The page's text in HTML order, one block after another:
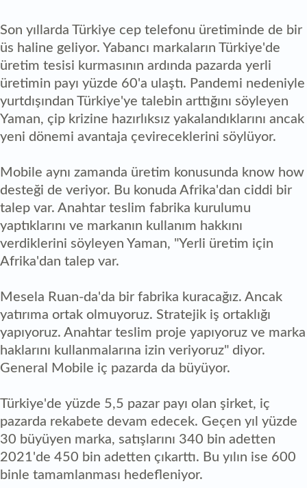
Son yıllarda Türkiye cep telefonu üretiminde de bir
üs haline geliyor. Yabancı markaların Türkiye'de
üretim tesisi kurmasının ardında pazarda yerli
üretimin payı yüzde 60'a ulaştı. Pandemi nedeniyle
yurtdışından Türkiye'ye talebin arttığını söyleyen
Yaman, çip krizine hazırlıksız yakalandıklarını ancak
yeni dönemi avantaja çevireceklerini söylüyor.
Mobile aynı zamanda üretim konusunda know how
desteği de veriyor. Bu konuda Afrika'dan ciddi bir
talep var. Anahtar teslim fabrika kurulumu
yaptıklarını ve markanın kullanım hakkını
verdiklerini söyleyen Yaman, "Yerli üretim için
Afrika'dan talep var.
Mesela Ruan-da'da bir fabrika kuracağız. Ancak
yatırıma ortak olmuyoruz. Stratejik iş ortaklığı
yapıyoruz. Anahtar teslim proje yapıyoruz ve marka
haklarını kullanmalarına izin veriyoruz" diyor.
General Mobile iç pazarda da büyüyor.
Türkiye'de yüzde 5,5 pazar payı olan şirket, iç
pazarda rekabete devam edecek. Geçen yıl yüzde
30 büyüyen marka, satışlarını 340 bin adetten
2021'de 450 bin adetten çıkarttı. Bu yılın ise 600
binle tamamlanması hedefleniyor.